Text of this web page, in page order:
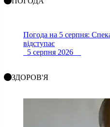
Погода на 5 серпня:
відступає
5 серпня 2026
ЗДОРОВ'Я